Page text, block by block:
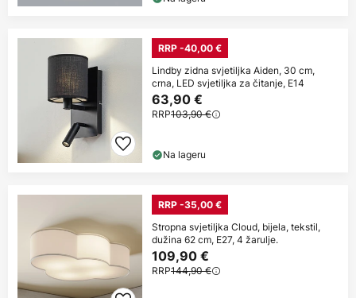
RRP -40,00 €
Lindby zidna svjetiljka Aiden, 30 cm,
crna, LED svjetiljka za čitanje, E14
63,90 €
RRP103,90 €
Na lageru
RRP -35,00 €
Stropna svjetiljka Cloud, bijela, tekstil,
dužina 62 cm, E27, 4 žarulje.
109,90 €
RRP144,90 €